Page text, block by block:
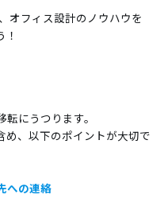
オフィス設計のノウハウを
にうつります。
め、以下のポイントが大切で
への連絡